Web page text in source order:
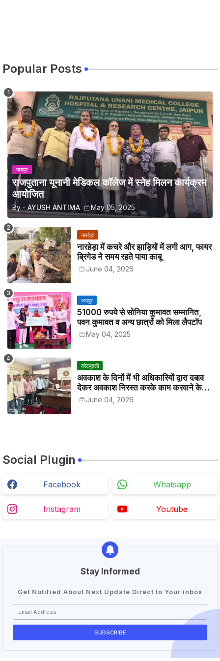
Popular Posts
जयपुर
राजपुताना यूनानी मेडिकल कॉलेज में स्नेह मिलन कार्यक्रम
आयोजित
By - AYUSH ANTIMA May 05, 2025
नारहेड़ा
नारहेड़ा में कचरे और झाड़ियों में लगी आग, फायर
ब्रिगेड ने समय रहते पाया काबू
June 04, 2026
जयपुर
51000 रुपये से सोनिया कुमावत सम्मानित,
पवन कुमावत व अन्य छात्रों को मिला लैपटॉप
May 04, 2025
कोटपूतली
अवकाश के दिनों में भी अधिकारियों द्वारा दबाव
देकर अवकाश निरस्त करके काम करवाने के
विरोध में कर्मचारियों ने जिला कलेक्टर को सीएस
के नाम दिया ज्ञापन
June 04, 2026
Social Plugin
Facebook Whatsapp
Instagram Youtube
Stay Informed
Get Notified About Next Update Direct to Your inbox